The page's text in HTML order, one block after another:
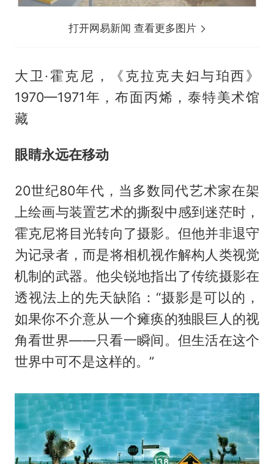
打开网易新闻 查看更多图片
大卫·霍克尼，《克拉克夫妇与珀西》
1970—1971年，布面丙烯，泰特美术馆
藏
眼睛永远在移动
20世纪80年代，当多数同代艺术家在架
上绘画与装置艺术的撕裂中感到迷茫时，
霍克尼将目光转向了摄影。但他并非退守
为记录者，而是将相机视作解构人类视觉
机制的武器。他尖锐地指出了传统摄影在
透视法上的先天缺陷：“摄影是可以的，
如果你不介意从一个瘫痪的独眼巨人的视
角看世界——只看一瞬间。但生活在这个
世界中可不是这样的。”